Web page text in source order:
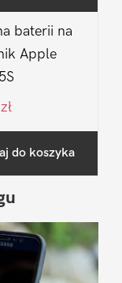
baterii na
Apple
zł
do koszyka